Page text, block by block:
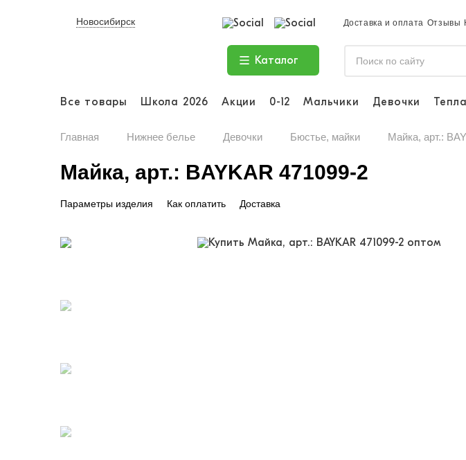
Новосибирск Доставка и оплата Отзывы
Каталог
Все товары Школа 2026 Акции 0-12 Мальчики Девочки
Главная Нижнее белье Девочки Бюстье, майки Майка, арт.:
Майка, арт.: BAYKAR 471099-2
Параметры изделия Как оплатить Доставка